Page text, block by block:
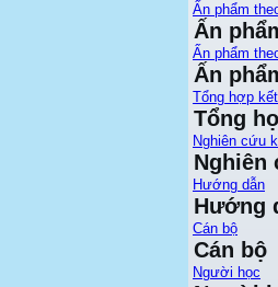
Ấn phẩm
Ấn
Ấn phẩm
Ấn
Tổng hợp
Tổng
Nghiên cứu
Nghiên
Hướng dẫn
Hướng
Cán bộ
Cán bộ
Người học